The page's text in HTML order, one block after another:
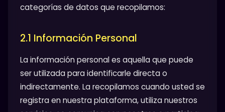
categorías de datos que recopilamos:
2.1 Información Personal
La información personal es aquella que puede
ser utilizada para identificarle directa o
indirectamente. La recopilamos cuando usted se
registra en nuestra plataforma, utiliza nuestros